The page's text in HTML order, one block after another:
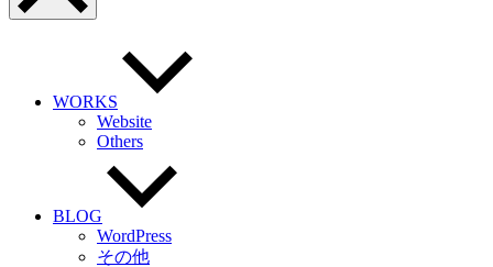
ー
WORKS
Website
Others
BLOG
WordPress
その他